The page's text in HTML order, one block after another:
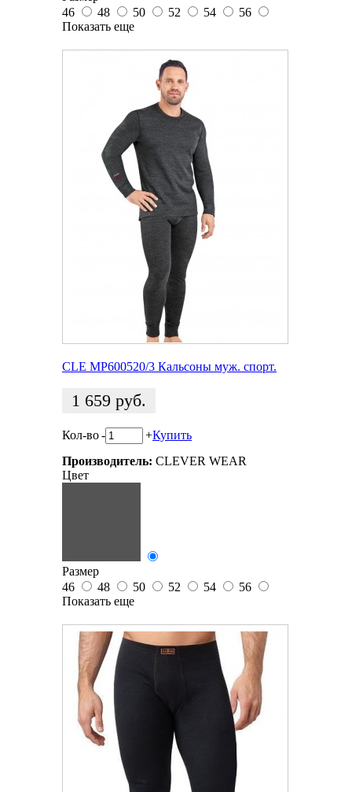
46
48 50 52 54
56
Показать еще
CLE MP600520/3 Кальсоны муж. спорт.
1 659 руб.
Кол-во- +Купить
Производитель: CLEVER WEAR
Цвет
Размер
46
48 50 52 54
56
Показать еще